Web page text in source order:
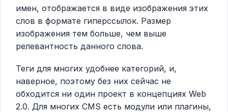
имен, отображается в виде изображения этих
слов в формате гиперссылок. Размер
изображения тем больше, чем выше
релевантность данного слова.
Теги для многих удобнее категорий, и,
наверное, поэтому без них сейчас не
обходится ни один проект в концепциях Web
2.0. Для многих CMS есть модули или плагины,